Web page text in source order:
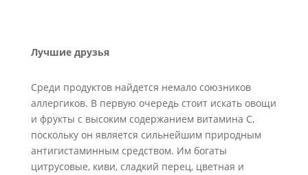
Лучшие друзья
Среди продуктов найдется немало союзников
аллергиков. В первую очередь стоит искать овощи
и фрукты с высоким содержанием витамина C,
поскольку он является сильнейшим природным
антигистаминным средством. Им богаты
цитрусовые, киви, сладкий перец, цветная и